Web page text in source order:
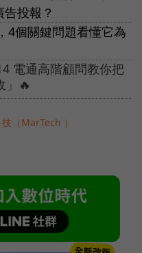
投報？
4個關鍵問題看懂它為
電通高階顧問教你把
」🔥
（MarTech ）